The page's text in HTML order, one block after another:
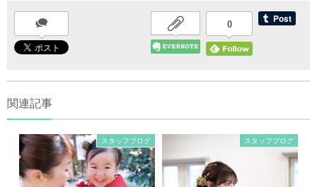
0
関連記事
スタッフブログ スタッフブログ